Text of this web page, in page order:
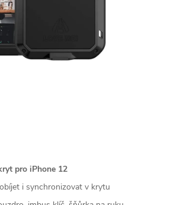
pro iPhone 12
i synchronizovat v krytu